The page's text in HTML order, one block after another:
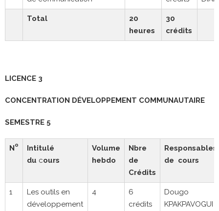
Total
20
heures
30
crédits
LICENCE 3
CONCENTRATION DÉVELOPPEMENT COMMUNAUTAIRE
SEMESTRE 5
No
Intitulé
du cours
Volume
hebdo
Nbre
de
Crédits
Responsables
de cours
1
Les outils en
développement
4
6
crédits
Dougo
KPAKPAVOGUI